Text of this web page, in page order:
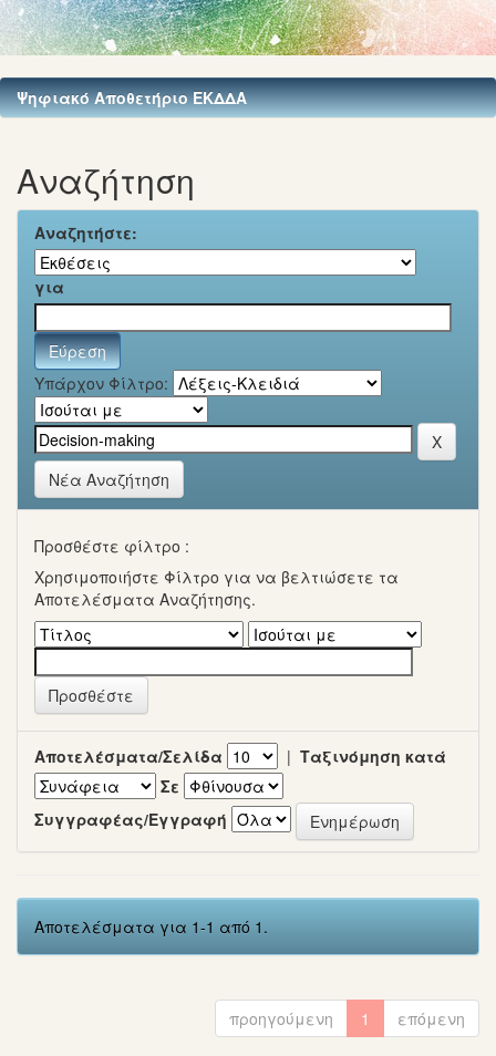
Ψηφιακό Αποθετήριο ΕΚΔΔΑ
Αναζήτηση
Αναζητήστε:
για
Υπάρχον Φίλτρο:
Νέα Αναζήτηση
Προσθέστε φίλτρο :
Χρησιμοποιήστε Φίλτρο για να βελτιώσετε τα
Αποτελέσματα Αναζήτησης.
Αποτελέσματα/Σελίδα | Ταξινόμηση κατά
Σε
Συγγραφέας/Εγγραφή
Αποτελέσματα για 1-1 από 1.
προηγούμενη 1 επόμενη